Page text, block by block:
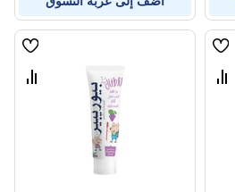
قائمة
قارن
قائمة
قارن